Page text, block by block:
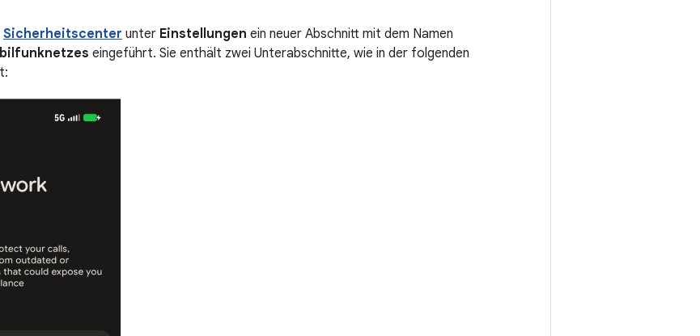
Sicherheitscenter unter Einstellungen ein neuer Abschnitt mit dem Namen
eingeführt. Sie enthält zwei Unterabschnitte, wie in der folgenden